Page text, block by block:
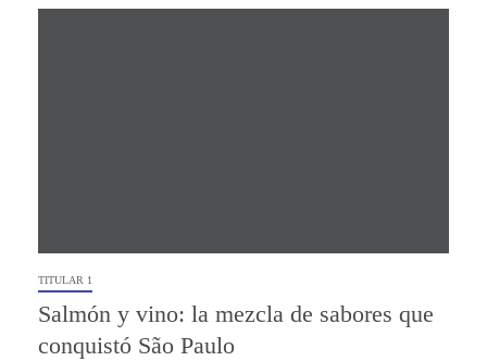
TITULAR 1
Salmón y vino: la mezcla de sabores que
conquistó São Paulo